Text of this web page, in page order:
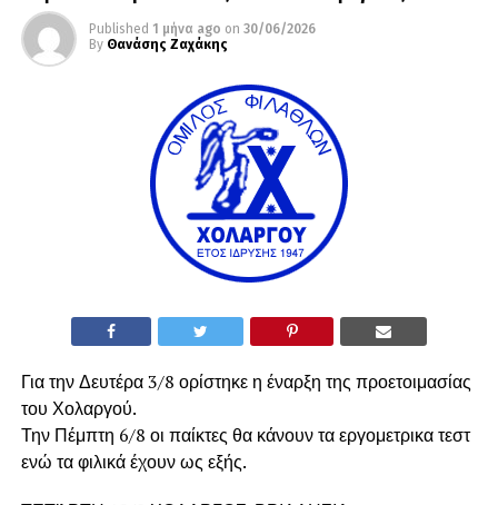
Published 1 μήνα ago on 30/06/2026
By Θανάσης Ζαχάκης
Για την Δευτέρα 3/8 ορίστηκε η έναρξη της προετοιμασίας
του Χολαργού.
Την Πέμπτη 6/8 οι παίκτες θα κάνουν τα εργομετρικα τεστ
ενώ τα φιλικά έχουν ως εξής.